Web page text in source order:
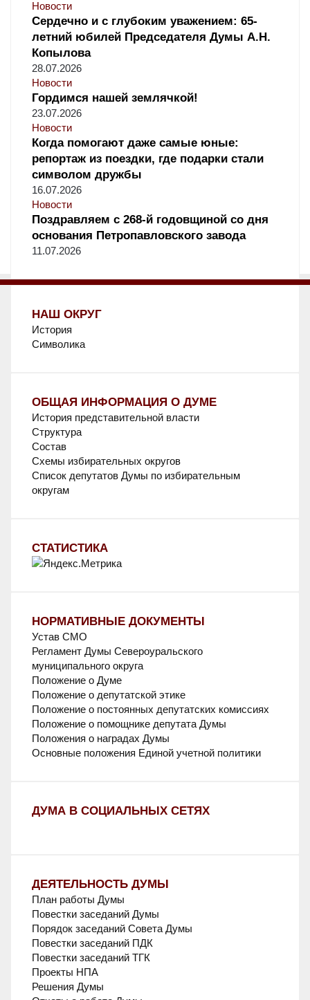
Новости
Сердечно и с глубоким уважением: 65-
летний юбилей Председателя Думы А.Н.
Копылова
28.07.2026
Новости
Гордимся нашей землячкой!
23.07.2026
Новости
Когда помогают даже самые юные:
репортаж из поездки, где подарки стали
символом дружбы
16.07.2026
Новости
Поздравляем с 268-й годовщиной со дня
основания Петропавловского завода
11.07.2026
НАШ ОКРУГ
История
Символика
ОБЩАЯ ИНФОРМАЦИЯ О ДУМЕ
История представительной власти
Структура
Состав
Схемы избирательных округов
Список депутатов Думы по избирательным
округам
СТАТИСТИКА
НОРМАТИВНЫЕ ДОКУМЕНТЫ
Устав СМО
Регламент Думы Североуральского
муниципального округа
Положение о Думе
Положение о депутатской этике
Положение о постоянных депутатских комиссиях
Положение о помощнике депутата Думы
Положения о наградах Думы
Основные положения Единой учетной политики
ДУМА В СОЦИАЛЬНЫХ СЕТЯХ
ДЕЯТЕЛЬНОСТЬ ДУМЫ
План работы Думы
Повестки заседаний Думы
Порядок заседаний Совета Думы
Повестки заседаний ПДК
Повестки заседаний ТГК
Проекты НПА
Решения Думы